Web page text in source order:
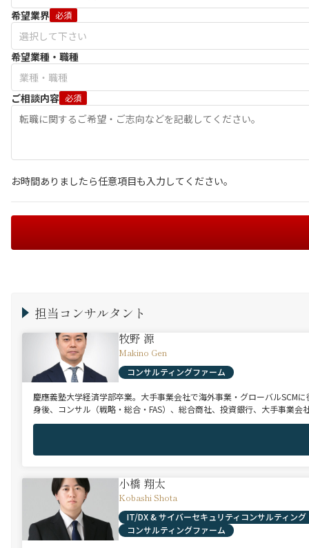
希望業界 必須
希望業種・職種
ご相談内容 必須
お時間ありましたら任意項目も入力してください。
担当コンサルタント
牧野 源
Makino Gen
コンサルティングファーム
慶應義塾大学経済学部卒業。大手事業会社で海外事業・グローバルSCM
身後、コンサル（戦略・総合・FAS）、総合商社、投資銀行、大手事業
小橋 翔太
Kobashi Shota
IT/DX & サイバーセキュリティコンサルティング
コンサルティングファーム